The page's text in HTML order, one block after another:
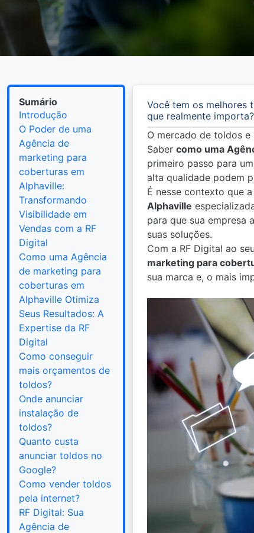
Sumário
Introdução
O Poder de uma
Agência de
marketing para
coberturas em
Alphaville:
Transformando
Visibilidade em
Vendas com a RF
Digital
Como uma Agência
de marketing para
coberturas em
Alphaville Otimiza
Seus Resultados: A
Expertise da RF
Digital
Como conseguir
mais orçamentos de
toldos?
Onde anunciar
instalação de
toldos?
Quanto custa
anunciar toldos no
Google?
Como vender toldos
pela internet?
RF Digital: Sua
Agência de
Você tem os melhores
que realmente importa?
O mercado de toldos
Saber como uma
primeiro passo para
alta qualidade podem
É nesse contexto que
Alphaville
para que sua empresa
suas soluções.
Com a RF Digital ao
marketing para
sua marca e, o mais